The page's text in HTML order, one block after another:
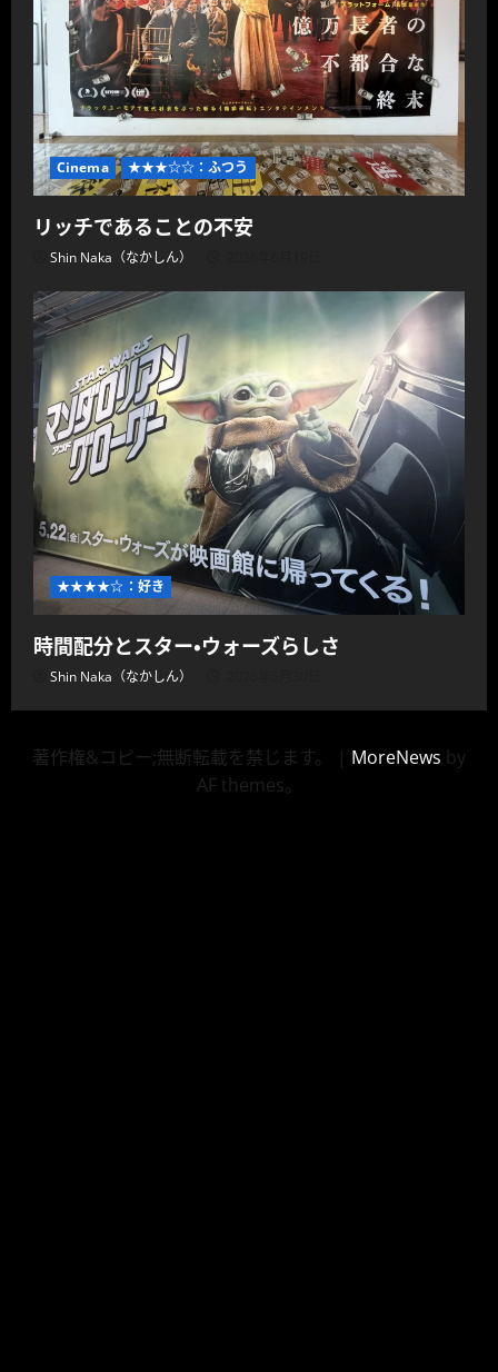
Cinema ★★★☆☆：ふつう
リッチであることの不安
Shin Naka（なかしん）
★★★★☆：好き
時間配分とスター・ウォーズらしさ
Shin Naka（なかしん）
著作権&コピー;無断転載を禁じます。 | MoreNews by
AF themes。